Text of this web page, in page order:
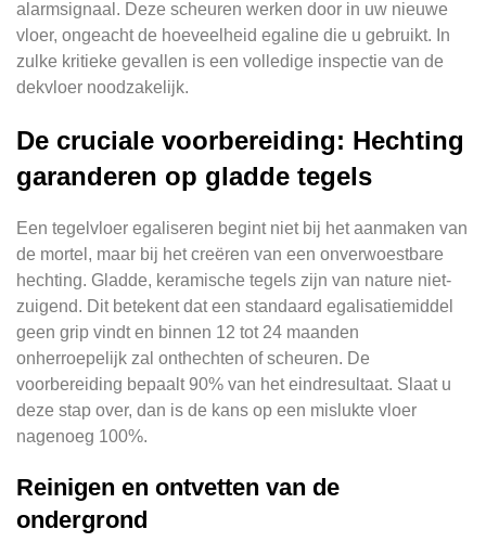
alarmsignaal. Deze scheuren werken door in uw nieuwe
vloer, ongeacht de hoeveelheid egaline die u gebruikt. In
zulke kritieke gevallen is een volledige inspectie van de
dekvloer noodzakelijk.
De cruciale voorbereiding: Hechting
garanderen op gladde tegels
Een tegelvloer egaliseren begint niet bij het aanmaken van
de mortel, maar bij het creëren van een onverwoestbare
hechting. Gladde, keramische tegels zijn van nature niet-
zuigend. Dit betekent dat een standaard egalisatiemiddel
geen grip vindt en binnen 12 tot 24 maanden
onherroepelijk zal onthechten of scheuren. De
voorbereiding bepaalt 90% van het eindresultaat. Slaat u
deze stap over, dan is de kans op een mislukte vloer
nagenoeg 100%.
Reinigen en ontvetten van de
ondergrond